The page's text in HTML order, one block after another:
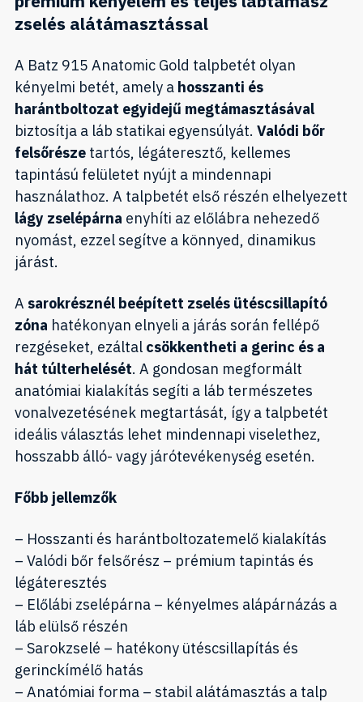
zselés alátámasztással
A Batz 915 Anatomic Gold talpbetét olyan
kényelmi betét, amely a hosszanti és
harántboltozat egyidejű megtámasztásával
biztosítja a láb statikai egyensúlyát. Valódi bőr
felsőrésze tartós, légáteresztő, kellemes
tapintású felületet nyújt a mindennapi
használathoz. A talpbetét első részén elhelyezett
lágy zselépárna enyhíti az előlábra nehezedő
nyomást, ezzel segítve a könnyed, dinamikus
járást.
A sarokrésznél beépített zselés ütéscsillapító
zóna hatékonyan elnyeli a járás során fellépő
rezgéseket, ezáltal csökkentheti a gerinc és a
hát túlterhelését. A gondosan megformált
anatómiai kialakítás segíti a láb természetes
vonalvezetésének megtartását, így a talpbetét
ideális választás lehet mindennapi viselethez,
hosszabb álló- vagy járótevékenység esetén.
Főbb jellemzők
– Hosszanti és harántboltozatemelő kialakítás
– Valódi bőr felsőrész – prémium tapintás és
légáteresztés
– Előlábi zselépárna – kényelmes alápárnázás a
láb elülső részén
– Sarokzselé – hatékony ütéscsillapítás és
gerinckímélő hatás
– Anatómiai forma – stabil alátámasztás a talp